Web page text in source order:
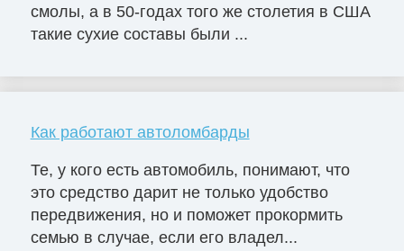
смолы, а в 50-годах того же столетия в США
такие сухие составы были ...
Как работают автоломбарды
Те, у кого есть автомобиль, понимают, что
это средство дарит не только удобство
передвижения, но и поможет прокормить
семью в случае, если его владел...